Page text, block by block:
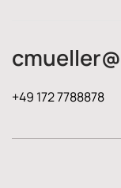
+49 172 7788878